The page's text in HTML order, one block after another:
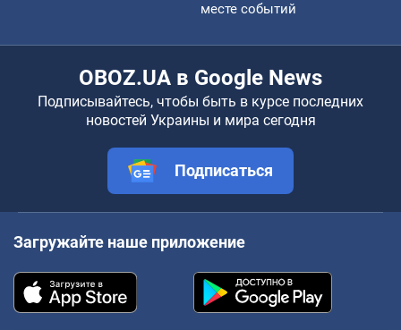
месте событий
OBOZ.UA в Google News
Подписывайтесь, чтобы быть в курсе последних
новостей Украины и мира сегодня
Подписаться
Загружайте наше приложение